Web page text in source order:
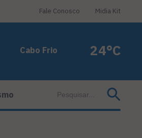
Fale Conosco Midia Kit
Cabo Frio 24°C